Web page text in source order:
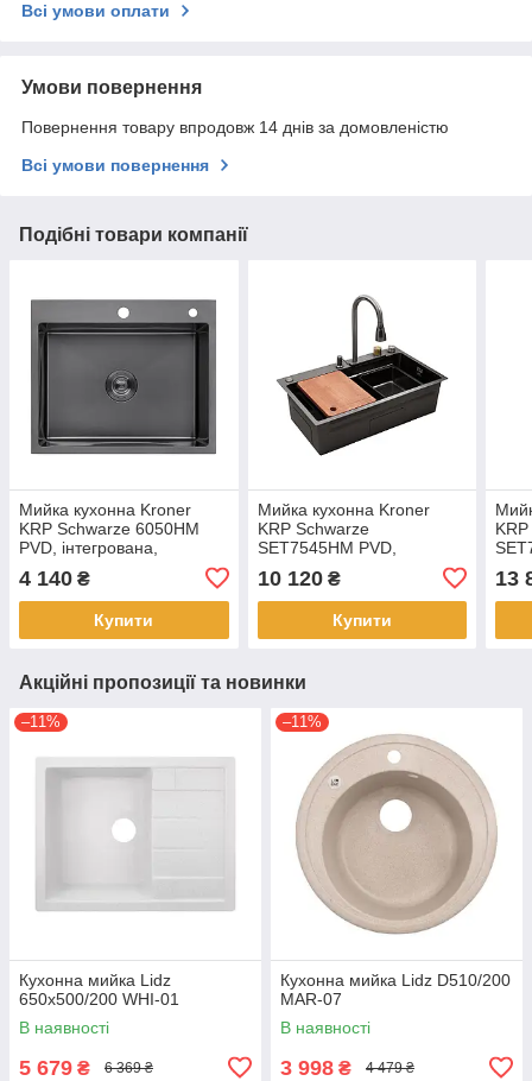
Всі умови оплати
Умови повернення
Повернення товару впродовж 14 днів за домовленістю
Всі умови повернення
Подібні товари компанії
Мийка кухонна Kroner
KRP Schwarze 6050HM
PVD, інтегрована,
нержавіюча сталь, 1 чаша,
без крила, сталь 3,0/1,0
мм
4 140 ₴
Купити
Мийка кухонна Kroner
KRP Schwarze
SET7545HM PVD,
інтегрована, нержавіюча
сталь, 1 чаша, без крила,
сталь 3,0/0,8 мм
10 120₴
Купити
13
Акційні пропозиції та новинки
–11%
Кухонна мийка Lidz
650x500/200 WHI-01
В наявності
5 679 ₴ 6 369 ₴
–11%
Кухонна мийка Lidz D510/200
MAR-07
В наявності
3 998 ₴ 4 479 ₴